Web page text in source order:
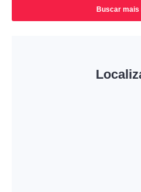
Buscar mais